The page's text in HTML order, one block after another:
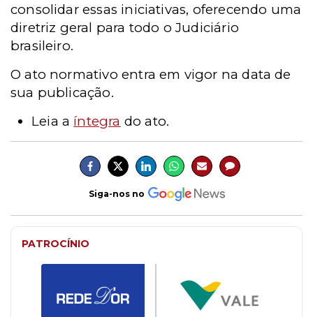
consolidar essas iniciativas, oferecendo uma
diretriz geral para todo o Judiciário
brasileiro.
O ato normativo entra em vigor na data de
sua publicação.
Leia a íntegra do ato.
Siga-nos no
PATROCÍNIO